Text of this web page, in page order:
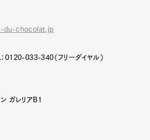
du-chocolat.jp
033-340（フリーダイヤル）
ガレリアB1